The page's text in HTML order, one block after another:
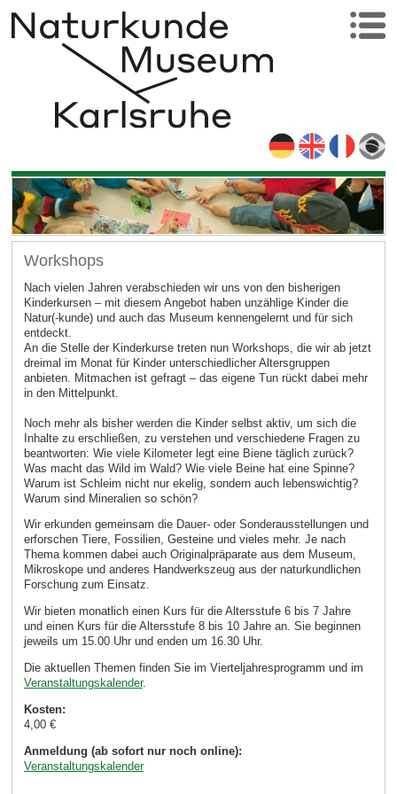
Workshops
Nach vielen Jahren verabschieden wir uns von den bisherigen
Kinderkursen – mit diesem Angebot haben unzählige Kinder die
Natur(-kunde) und auch das Museum kennengelernt und für sich
entdeckt.
An die Stelle der Kinderkurse treten nun Workshops, die wir ab jetzt
dreimal im Monat für Kinder unterschiedlicher Altersgruppen
anbieten. Mitmachen ist gefragt – das eigene Tun rückt dabei mehr
in den Mittelpunkt.
Noch mehr als bisher werden die Kinder selbst aktiv, um sich die
Inhalte zu erschließen, zu verstehen und verschiedene Fragen zu
beantworten: Wie viele Kilometer legt eine Biene täglich zurück?
Was macht das Wild im Wald? Wie viele Beine hat eine Spinne?
Warum ist Schleim nicht nur ekelig, sondern auch lebenswichtig?
Warum sind Mineralien so schön?
Wir erkunden gemeinsam die Dauer- oder Sonderausstellungen und
erforschen Tiere, Fossilien, Gesteine und vieles mehr. Je nach
Thema kommen dabei auch Originalpräparate aus dem Museum,
Mikroskope und anderes Handwerkszeug aus der naturkundlichen
Forschung zum Einsatz.
Wir bieten monatlich einen Kurs für die Altersstufe 6 bis 7 Jahre
und einen Kurs für die Altersstufe 8 bis 10 Jahre an. Sie beginnen
jeweils um 15.00 Uhr und enden um 16.30 Uhr.
Die aktuellen Themen finden Sie im Vierteljahresprogramm und im
Veranstaltungskalender.
Kosten:
4,00 €
Anmeldung (ab sofort nur noch online):
Veranstaltungskalender